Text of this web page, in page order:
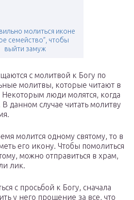
молиться иконе
семейство”, чтобы
выйти замуж
с молитвой к Богу по
молитвы, которые читают в
Некоторым люди молятся, когда
В данном случае читать молитву
молится одному святому, то в
его икону. Чтобы помолиться
можно отправиться в храм,
лик.
с просьбой к Богу, сначала
у него прощение за все, что